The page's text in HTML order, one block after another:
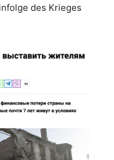
des Krieges